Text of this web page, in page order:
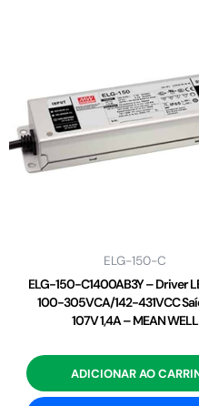
ELG-150-C
ELG-150-C1400AB3Y – Driver
100-305VCA/142-431VCC
107V 1,4A – MEAN WELL
ADICIONAR AO